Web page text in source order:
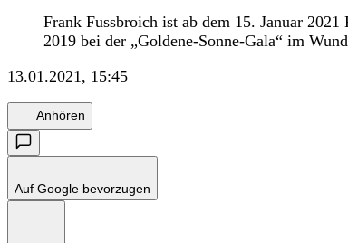
Frank Fussbroich ist ab dem 15. Januar
2019 bei der „Goldene-Sonne-Gala“ im
13.01.2021, 15:45
Anhören
Auf Google bevorzugen